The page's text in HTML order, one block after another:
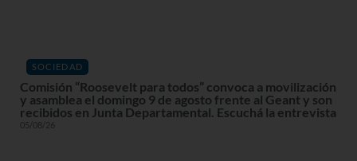
SOCIEDAD
Comisión “Roosevelt para todos” convoca a movilización
y asamblea el domingo 9 de agosto frente al Geant y son
recibidos en Junta Departamental. Escuchá la entrevista
05/08/26